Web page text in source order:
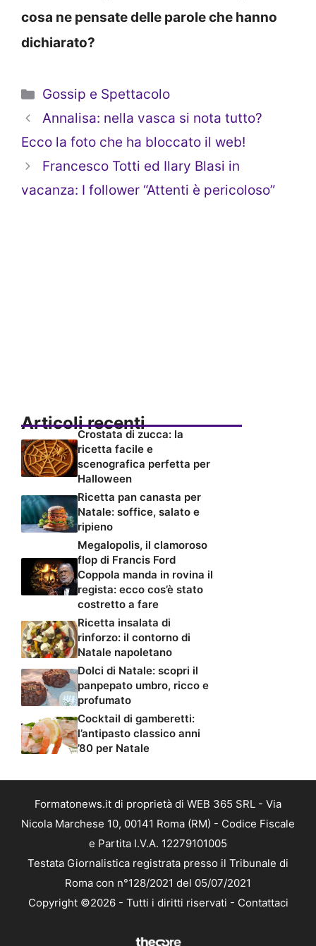
cosa ne pensate delle parole che hanno
dichiarato?
Categorie
Gossip e Spettacolo
Annalisa: nella vasca si nota tutto?
Ecco la foto che ha bloccato il web!
Francesco Totti ed Ilary Blasi in
vacanza: I follower “Attenti è pericoloso”
Articoli recenti
Crostata di zucca: la
ricetta facile e
scenografica perfetta per
Halloween
Ricetta pan canasta per
Natale: soffice, salato e
ripieno
Megalopolis, il clamoroso
flop di Francis Ford
Coppola manda in rovina il
regista: ecco cos’è stato
costretto a fare
Ricetta insalata di
rinforzo: il contorno di
Natale napoletano
Dolci di Natale: scopri il
panpepato umbro, ricco e
profumato
Cocktail di gamberetti:
l’antipasto classico anni
’80 per Natale
Formatonews.it di proprietà di WEB 365 SRL - Via
Nicola Marchese 10, 00141 Roma (RM) - Codice Fiscale
e Partita I.V.A. 12279101005
Testata Giornalistica registrata presso il Tribunale di
Roma con n°128/2021 del 05/07/2021
Copyright ©2026 - Tutti i diritti riservati - Contattaci